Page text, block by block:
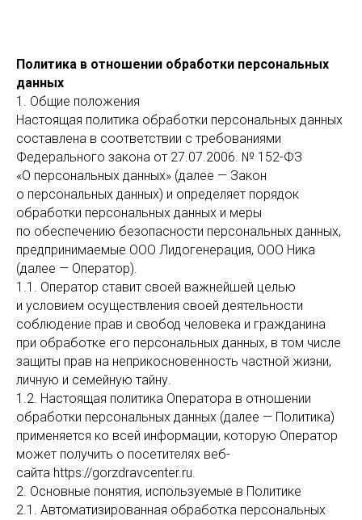
Политика в отношении обработки персональных
данных
1. Общие положения
Настоящая политика обработки персональных данных
составлена в соответствии с требованиями
Федерального закона от 27.07.2006. № 152-ФЗ
«О персональных данных» (далее — Закон
о персональных данных) и определяет порядок
обработки персональных данных и меры
по обеспечению безопасности персональных данных,
предпринимаемые ООО Лидогенерация, ООО Ника
(далее — Оператор).
1.1. Оператор ставит своей важнейшей целью
и условием осуществления своей деятельности
соблюдение прав и свобод человека и гражданина
при обработке его персональных данных, в том числе
защиты прав на неприкосновенность частной жизни,
личную и семейную тайну.
1.2. Настоящая политика Оператора в отношении
обработки персональных данных (далее — Политика)
применяется ко всей информации, которую Оператор
может получить о посетителях веб-
сайта https://gorzdravcenter.ru.
2. Основные понятия, используемые в Политике
2.1. Автоматизированная обработка персональных